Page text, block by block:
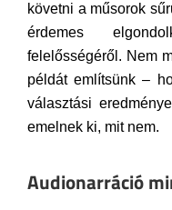
követni a műsorok
érdemes
felelősségéről. Nem
példát említsünk –
választási
emelnek ki, mit nem.
Audionarráció